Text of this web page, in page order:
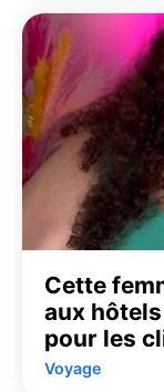
Cette
aux
pour les
Voyage